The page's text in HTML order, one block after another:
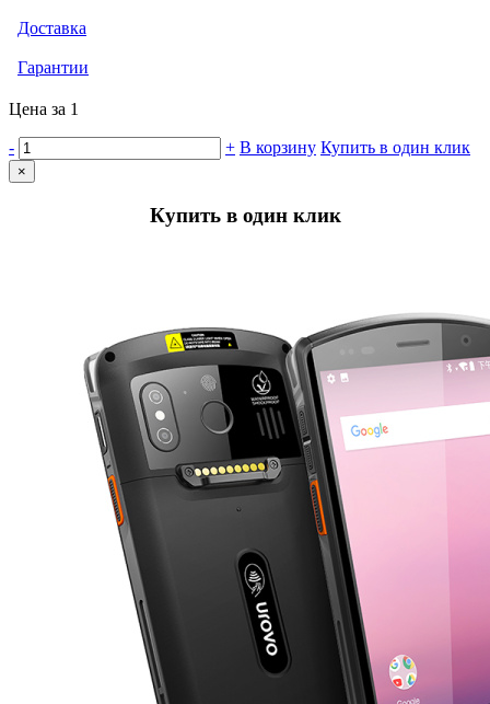
Доставка
Гарантии
Цена за 1
- + В корзину Купить в один клик
×
Купить в один клик